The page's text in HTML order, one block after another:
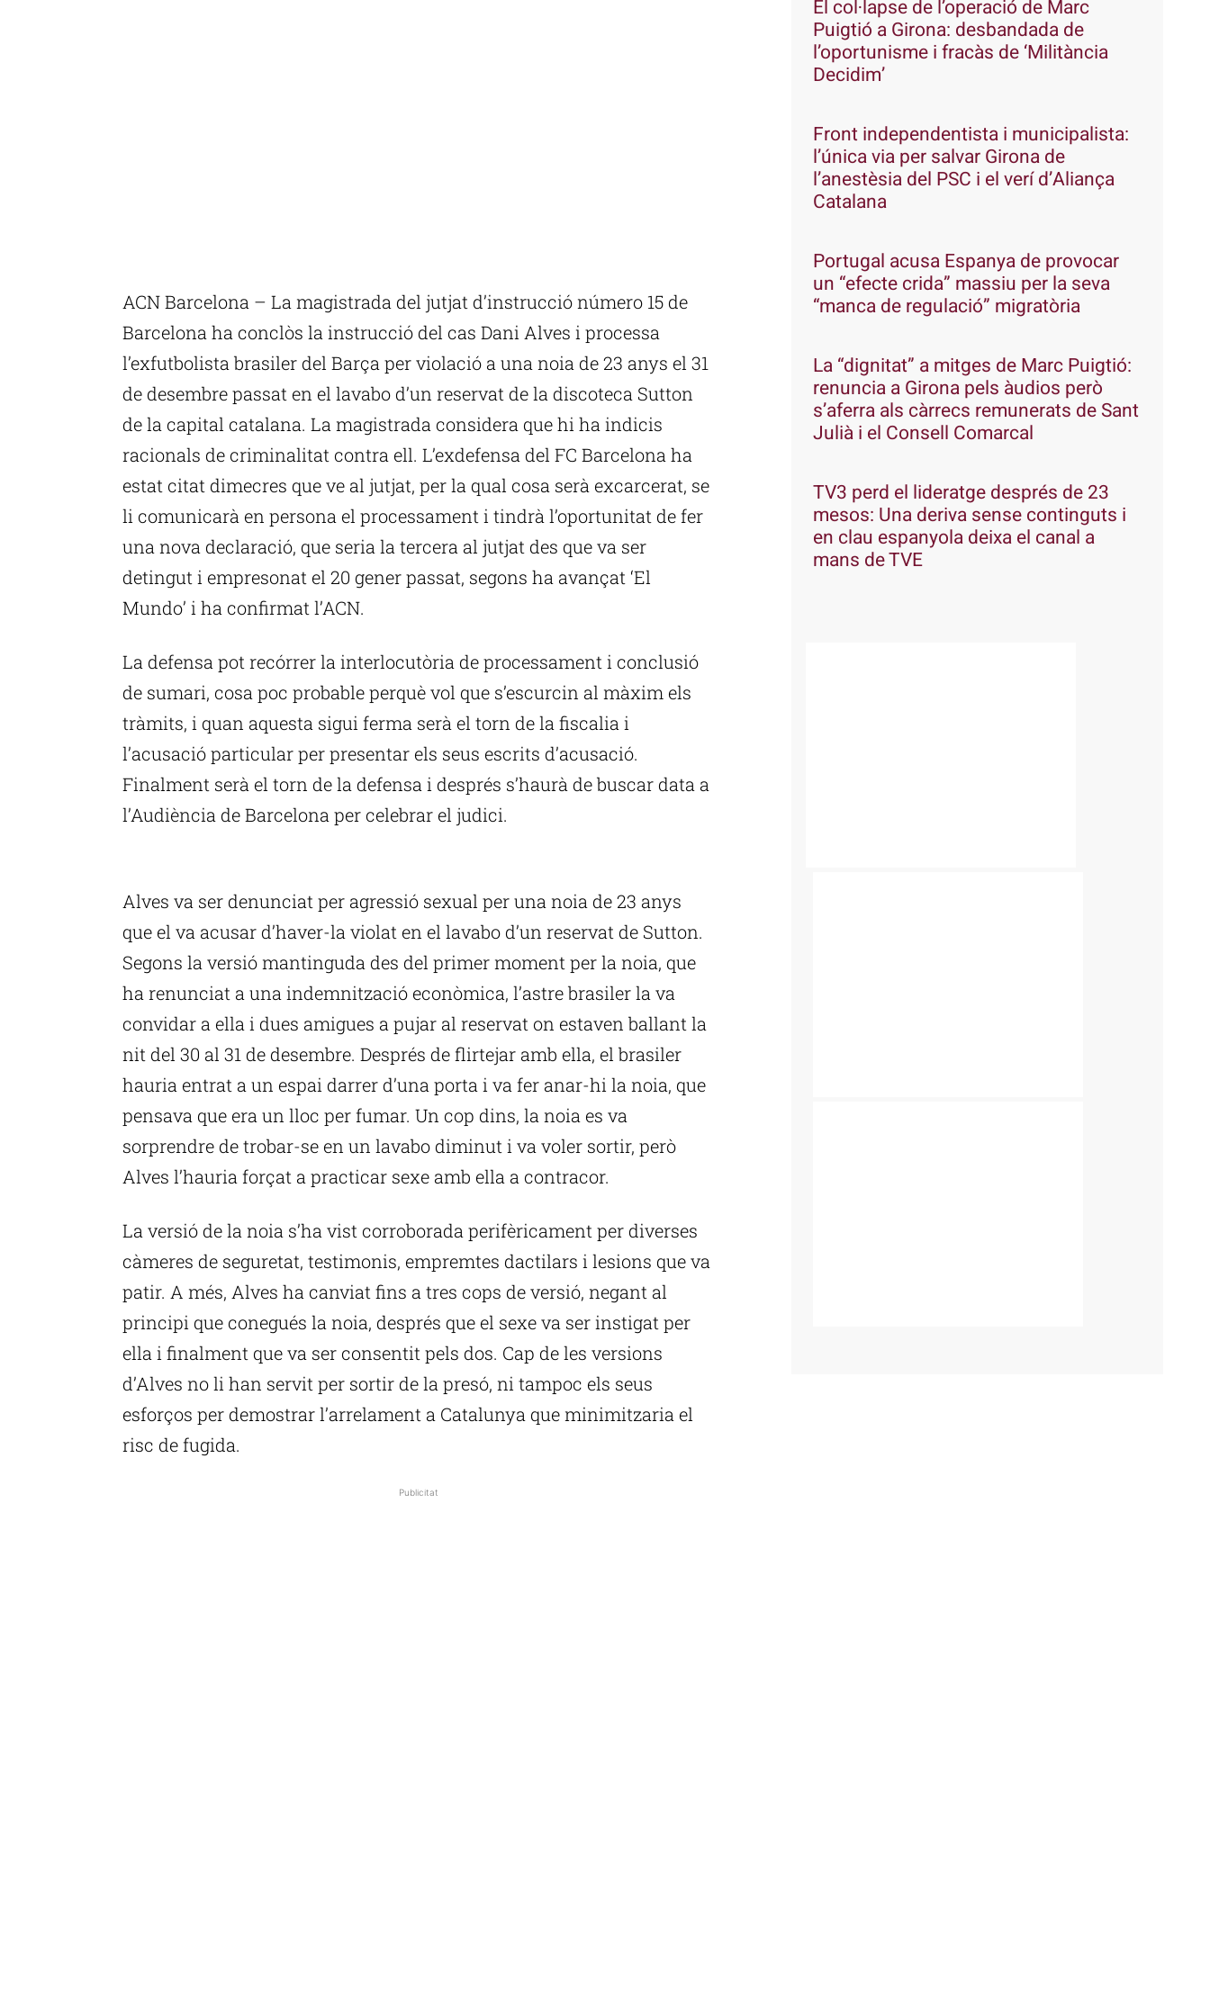
ACN Barcelona – La magistrada del jutjat d’instrucció número 15 de
Barcelona ha conclòs la instrucció del cas Dani Alves i processa
l’exfutbolista brasiler del Barça per violació a una noia de 23 anys el 31
de desembre passat en el lavabo d’un reservat de la discoteca Sutton
de la capital catalana. La magistrada considera que hi ha indicis
racionals de criminalitat contra ell. L’exdefensa del FC Barcelona ha
estat citat dimecres que ve al jutjat, per la qual cosa serà excarcerat, se
li comunicarà en persona el processament i tindrà l’oportunitat de fer
una nova declaració, que seria la tercera al jutjat des que va ser
detingut i empresonat el 20 gener passat, segons ha avançat ‘El
Mundo’ i ha confirmat l’ACN.
La defensa pot recórrer la interlocutòria de processament i conclusió
de sumari, cosa poc probable perquè vol que s’escurcin al màxim els
tràmits, i quan aquesta sigui ferma serà el torn de la fiscalia i
l’acusació particular per presentar els seus escrits d’acusació.
Finalment serà el torn de la defensa i després s’haurà de buscar data a
l’Audiència de Barcelona per celebrar el judici.
Alves va ser denunciat per agressió sexual per una noia de 23 anys
que el va acusar d’haver-la violat en el lavabo d’un reservat de Sutton.
Segons la versió mantinguda des del primer moment per la noia, que
ha renunciat a una indemnització econòmica, l’astre brasiler la va
convidar a ella i dues amigues a pujar al reservat on estaven ballant la
nit del 30 al 31 de desembre. Després de flirtejar amb ella, el brasiler
hauria entrat a un espai darrer d’una porta i va fer anar-hi la noia, que
pensava que era un lloc per fumar. Un cop dins, la noia es va
sorprendre de trobar-se en un lavabo diminut i va voler sortir, però
Alves l’hauria forçat a practicar sexe amb ella a contracor.
La versió de la noia s’ha vist corroborada perifèricament per diverses
càmeres de seguretat, testimonis, empremtes dactilars i lesions que va
patir. A més, Alves ha canviat fins a tres cops de versió, negant al
principi que conegués la noia, després que el sexe va ser instigat per
ella i finalment que va ser consentit pels dos. Cap de les versions
d’Alves no li han servit per sortir de la presó, ni tampoc els seus
esforços per demostrar l’arrelament a Catalunya que minimitzaria el
risc de fugida.
Publicitat
El col·lapse de l’operació de Marc
Puigtió a Girona: desbandada de
l’oportunisme i fracàs de ‘Militància
Decidim’
Front independentista i municipalista:
l’única via per salvar Girona de
l’anestèsia del PSC i el verí d’Aliança
Catalana
Portugal acusa Espanya de provocar
un “efecte crida” massiu per la seva
“manca de regulació” migratòria
La “dignitat” a mitges de Marc Puigtió:
renuncia a Girona pels àudios però
s’aferra als càrrecs remunerats de Sant
Julià i el Consell Comarcal
TV3 perd el lideratge després de 23
mesos: Una deriva sense continguts i
en clau espanyola deixa el canal a
mans de TVE